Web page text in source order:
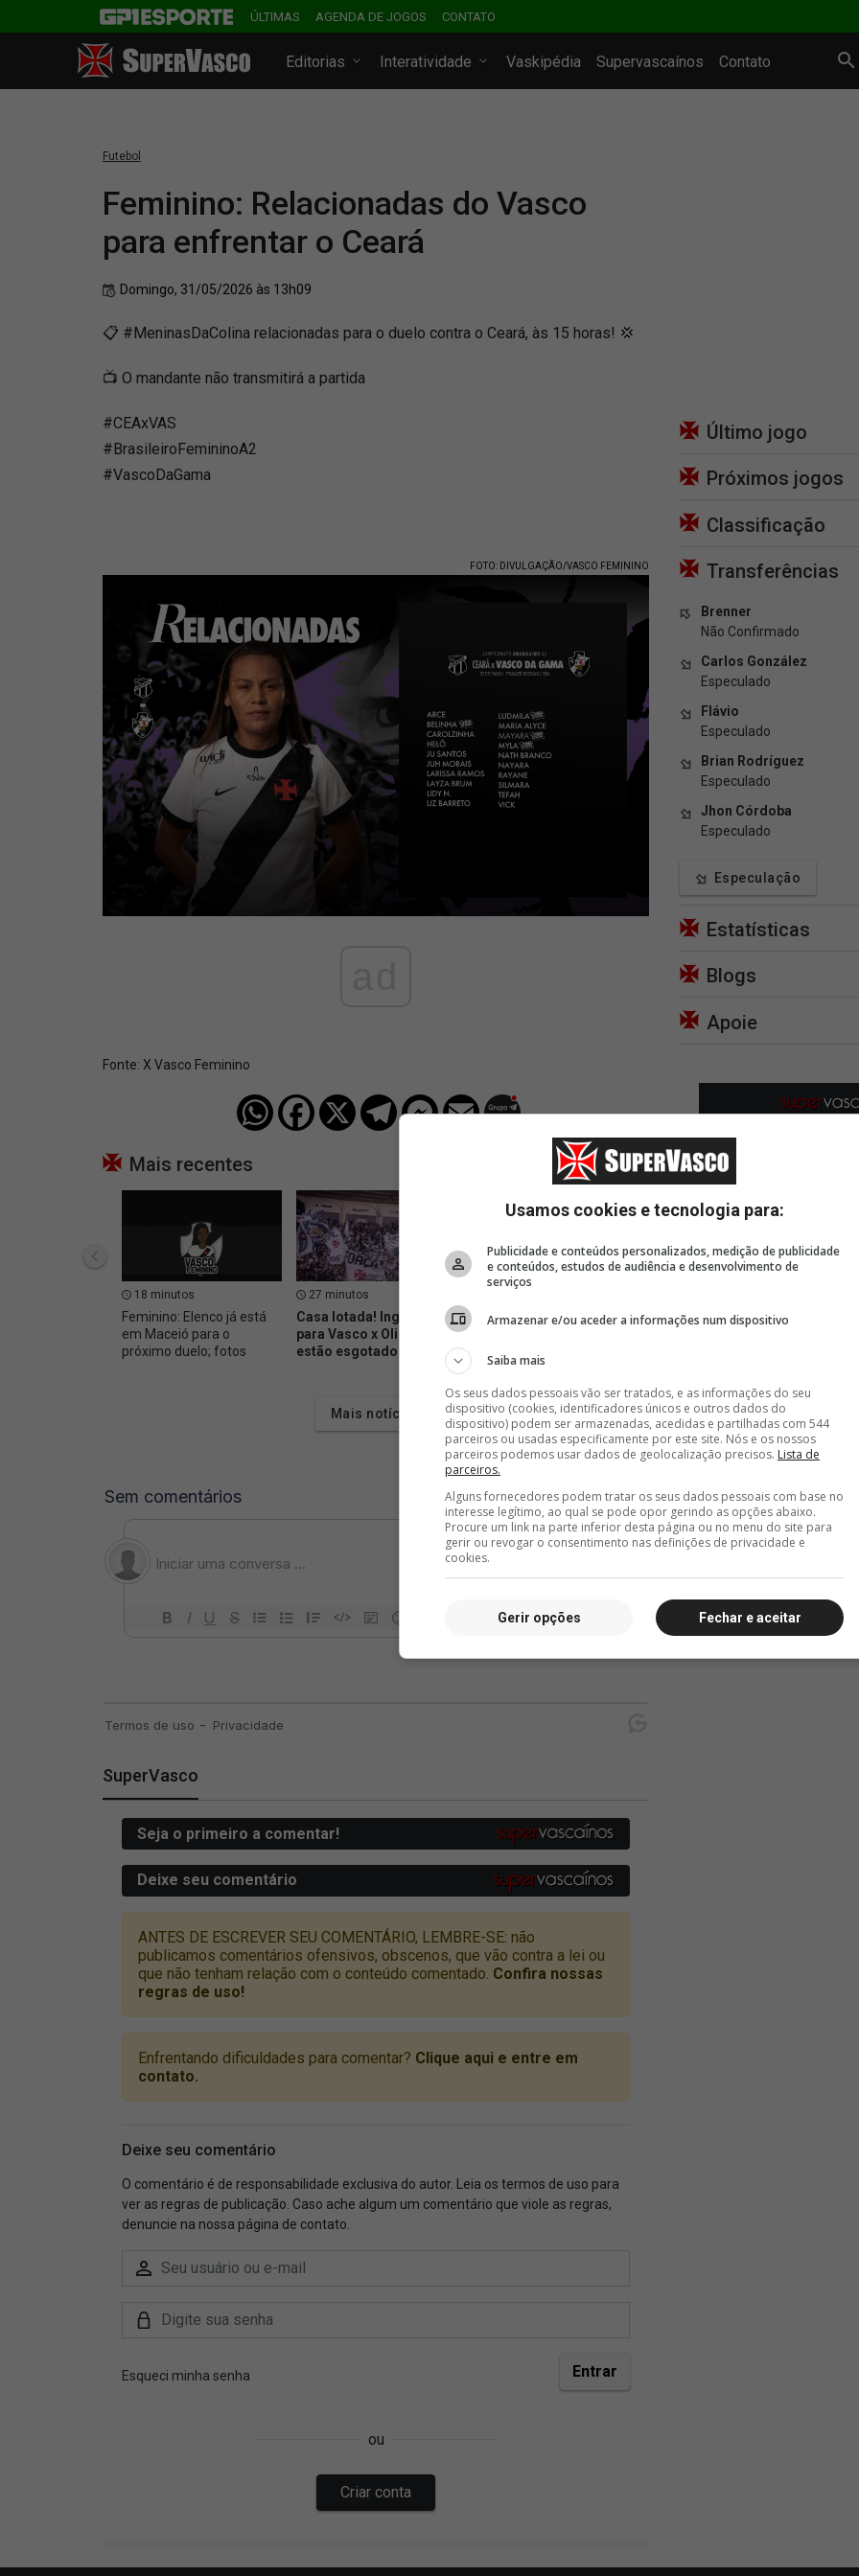
ÚLTIMAS AGENDA DE JOGOS CONTATO
Editorias Interatividade Vaskipédia Supervascaínos Contato
Futebol
Feminino: Relacionadas do Vasco
para enfrentar o Ceará
Domingo, 31/05/2026 às 13h09
📋 #MeninasDaColina relacionadas para o duelo contra o Ceará, às 15 horas! 💢
📺 O mandante não transmitirá a partida
#CEAxVAS
#BrasileiroFemininoA2
#VascoDaGama
FOTO: DIVULGAÇÃO/VASCO FEMININO
Fonte: X Vasco Feminino
Mais recentes
18 minutos
Feminino: Elenco já está
em Maceió para o
próximo duelo; fotos
27 minutos
Casa lotada! Ingressos
para Vasco x Olimpia
estão esgotados
Elenco faz o último treino
MPRJ critica a forma
Mais notícias
SuperVasco
Último jogo
Próximos jogos
Classificação
Transferências
Brenner
Não Confirmado
Carlos González
Especulado
Flávio
Especulado
Brian Rodríguez
Especulado
Jhon Córdoba
Especulado
Especulação
Estatísticas
Blogs
Apoie
Usamos cookies e tecnologia para:
Publicidade e conteúdos personalizados, medição de publicidade
e conteúdos, estudos de audiência e desenvolvimento de
serviços
Armazenar e/ou aceder a informações num dispositivo
Saiba mais
Os seus dados pessoais vão ser tratados, e as informações do seu
dispositivo (cookies, identificadores únicos e outros dados do
dispositivo) podem ser armazenadas, acedidas e partilhadas com 544
parceiros ou usadas especificamente por este site. Nós e os nossos
parceiros podemos usar dados de geolocalização precisos. Lista de
parceiros.
Alguns fornecedores podem tratar os seus dados pessoais com base no
interesse legítimo, ao qual se pode opor gerindo as opções abaixo.
Procure um link na parte inferior desta página ou no menu do site para
gerir ou revogar o consentimento nas definições de privacidade e
cookies.
Fechar e aceitar
Gerir opções